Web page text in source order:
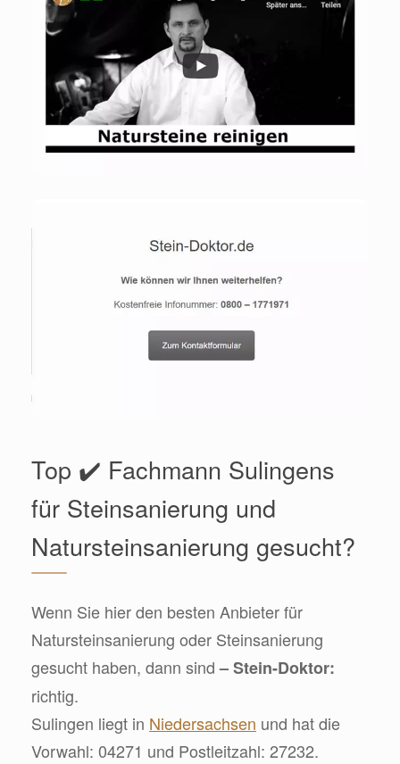
Top ✔️ Fachmann Sulingens
für Steinsanierung und
Natursteinsanierung gesucht?
Wenn Sie hier den besten Anbieter für
Natursteinsanierung oder Steinsanierung
gesucht haben, dann sind– Stein-Doktor:
richtig.
Sulingen liegt in Niedersachsen und hat die
Vorwahl: 04271 und Postleitzahl: 27232.